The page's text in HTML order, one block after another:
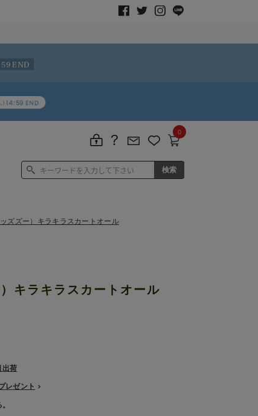
0
ズズー）キラキラスカートオール
キラキラスカートオール
出荷
レゼント